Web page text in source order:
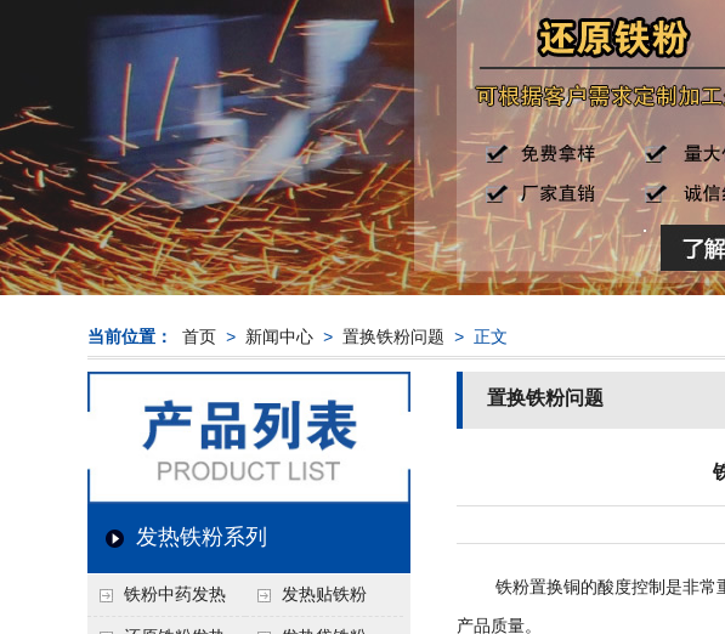
当前位置： 首页 > 新闻中心 > 置换铁粉问题 > 正文
发热铁粉系列
铁粉中药发热 发热贴铁粉
置换铁粉问题
铁粉置换铜的酸度控制是非常重
产品质量。